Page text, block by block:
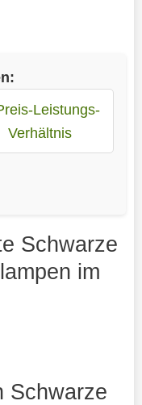
Leistungs-
Verhältnis
Schwarze
im
Schwarze